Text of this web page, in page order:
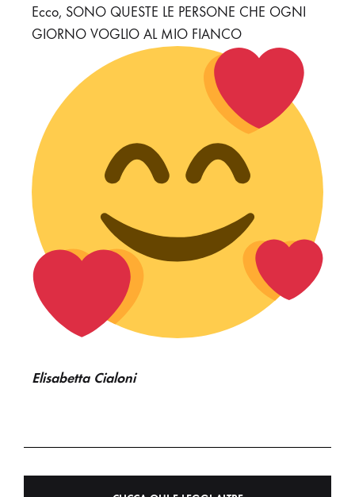
Ecco, SONO QUESTE LE PERSONE CHE OGNI
GIORNO VOGLIO AL MIO FIANCO
Elisabetta Cialoni